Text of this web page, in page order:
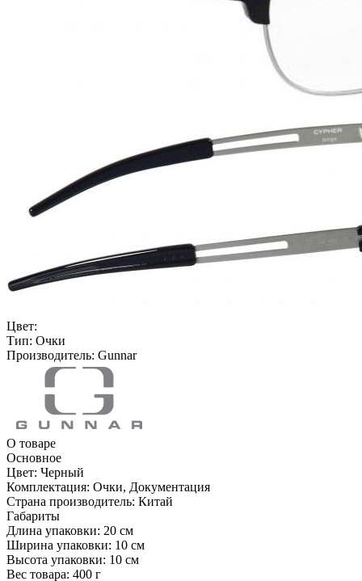
Цвет:
Тип: Очки
Производитель: Gunnar
О товаре
Основное
Цвет: Черный
Комплектация: Очки, Документация
Страна производитель: Китай
Габариты
Длина упаковки: 20 см
Ширина упаковки: 10 см
Высота упаковки: 10 см
Вес товара: 400 г